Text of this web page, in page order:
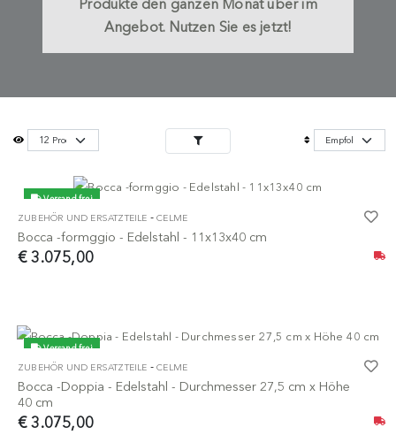
Produkte den ganzen Monat über im
Angebot. Nutzen Sie es jetzt!
Versand frei
ZUBEHÖR UND ERSATZTEILE -CELME
Bocca -formggio - Edelstahl - 11x13x40 cm
€ 3.075,00
Versand frei
ZUBEHÖR UND ERSATZTEILE -CELME
Bocca -Doppia - Edelstahl - Durchmesser 27,5 cm x Höhe
40 cm
€ 3.075,00